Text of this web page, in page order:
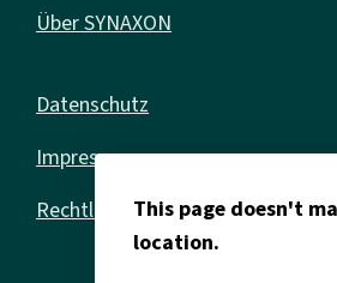
Über SYNAXON
Datenschutz
Impressum
RechtlichesThis page doesn't
location.